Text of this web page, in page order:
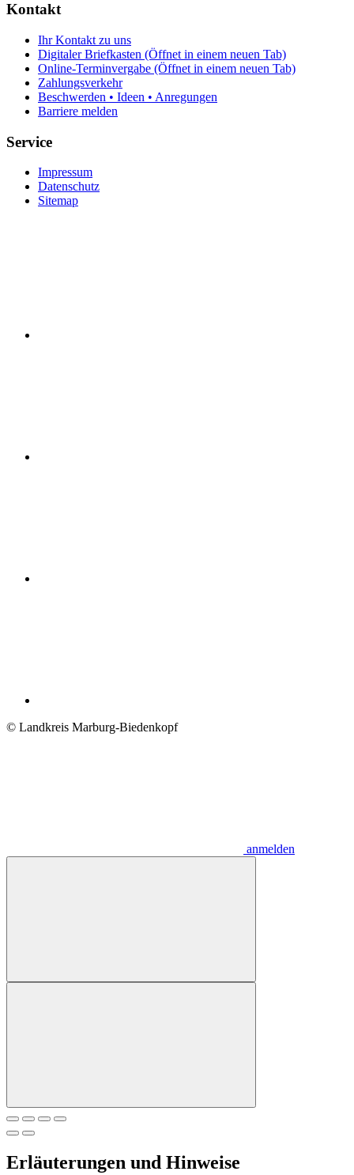
Kontakt
Ihr Kontakt zu uns
Digitaler Briefkasten (Öffnet in einem neuen Tab)
Online-Terminvergabe (Öffnet in einem neuen Tab)
Zahlungsverkehr
Beschwerden • Ideen • Anregungen
Barriere melden
Service
Impressum
Datenschutz
Sitemap
© Landkreis Marburg-Biedenkopf
anmelden
Erläuterungen und Hinweise